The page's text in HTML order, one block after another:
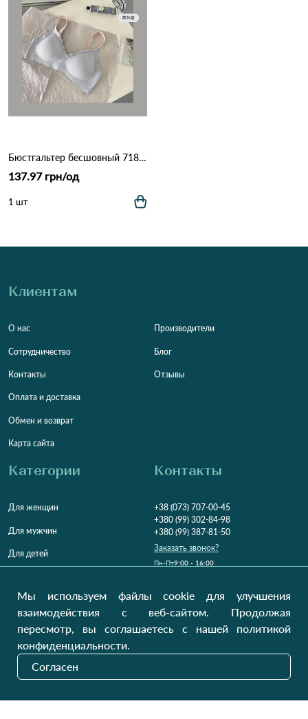
Бюстгальтер бесшовный 718 19,4 Серый
137.97 грн/од
1 шт
Клиентам
О нас
Сотрудничество
Контакты
Оплата и доставка
Обмен и возврат
Карта сайта
Производители
Блог
Отзывы
Категории
Для женщин
Для мужчин
Для детей
Контакты
+38 (073) 707-00-45
+380 (99) 302-84-98
+380 (99) 387-81-50
Заказать звонок?
Пн-Пт9:00 - 16:00
Україна, Луцьк, 43000
Наши обновления
Отправить
Мы используем файлы cookie для улучшения
взаимодействия с веб-сайтом. Продолжая
пересмотр, вы соглашаетесь с нашей политикой
конфиденциальности.
Согласен